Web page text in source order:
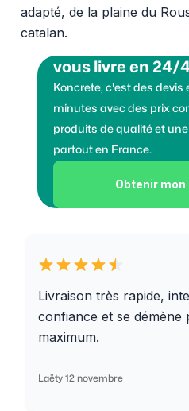
adapté, de la plaine du
catalan.
vous livre en 24/
Koncrete, c'est des devis
minutes avec des prix
produits de qualité et
partout en France.
Obtenir mon
Livraison très rapide,
confiance et se démène
maximum.
Laëty 12 novembre